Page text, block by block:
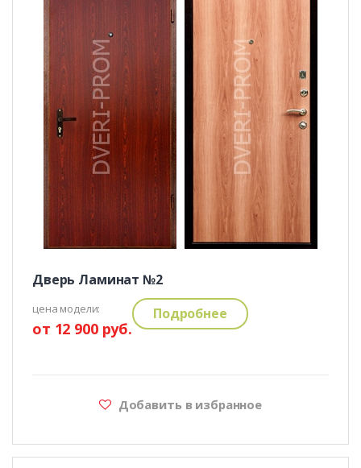
Дверь Ламинат №2
цена модели:
от 12 900 руб.
Подробнее
Добавить в избранное